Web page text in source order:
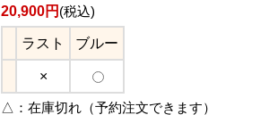
20,900円 (税込)
ラスト ブルー
×
△： 在庫切れ（予約注文できます）